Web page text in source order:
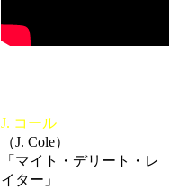
J. コール
（J. Cole）
「マイト・デリート・レ
イター」